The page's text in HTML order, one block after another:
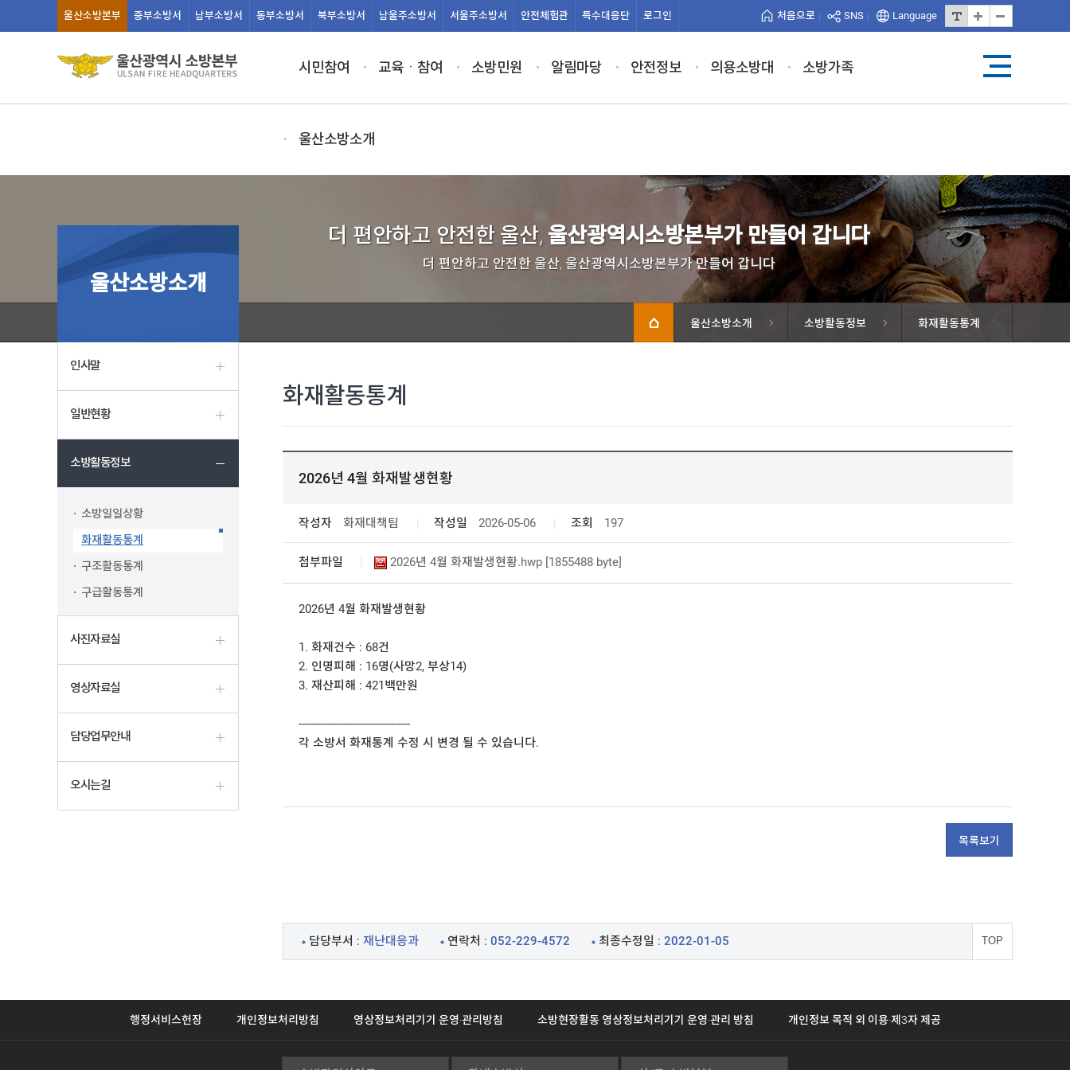
울산소방본부 중부소방서 남부소방서 동부소방서 북부소방서 남울주소방서 서울주소방서 안전체험관 특수대응단 로그인 처음으로 SNS Language
시민참여 교육ㆍ참여 소방민원 알림마당 안전정보 의용소방대 소방가족
울산소방소개
더 편안하고 안전한 울산, 울산광역시소방본부가 만들어 갑니다
더 편안하고 안전한 울산, 울산광역시소방본부가 만들어 갑니다
울산소방소개 소방활동정보 화재활동통계
울산소방소개
인사말
일반현황
소방활동정보
소방일일상황
화재활동통계
구조활동통계
구급활동통계
사진자료실
영상자료실
담당업무안내
오시는길
화재활동통계
2026년 4월 화재발생현황
작성자 화재대책팀 작성일 2026-05-06 조회 197
첨부파일 2026년 4월 화재발생현황.hwp [1855488 byte]
2026년 4월 화재발생현황
1. 화재건수 : 68건
2. 인명피해 : 16명(사망2, 부상14)
3. 재산피해 : 421백만원
-----------------------------------
각 소방서 화재통계 수정 시 변경 될 수 있습니다.
목록보기
담당부서 : 재난대응과 연락처 : 052-229-4572 최종수정일 : 2022-01-05 TOP
행정서비스헌장 개인정보처리방침 영상정보처리기기 운영·관리방침 소방현장활동 영상정보처리기기 운영·관리 방침 개인정보 목적 외 이용·제3자 제공